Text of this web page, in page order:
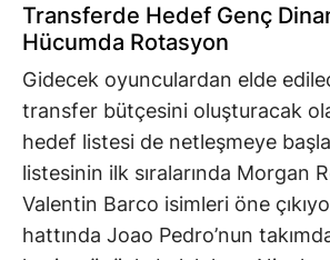
Transferde Hedef Genç
Hücumda Rotasyon
Gidecek oyunculardan elde
transfer bütçesini oluşturacak
hedef listesi de netleşmeye
listesinin ilk sıralarında Morgan
Valentin Barco isimleri öne
hattında Joao Pedro’nun